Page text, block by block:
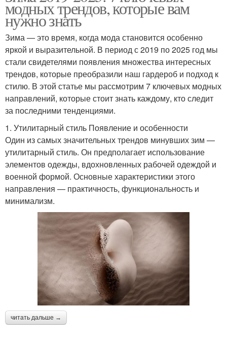
модных трендов, которые вам
нужно знать
Зима — это время, когда мода становится особенно
яркой и выразительной. В период с 2019 по 2025 год мы
стали свидетелями появления множества интересных
трендов, которые преобразили наш гардероб и подход к
стилю. В этой статье мы рассмотрим 7 ключевых модных
направлений, которые стоит знать каждому, кто следит
за последними тенденциями.
1. Утилитарный стиль Появление и особенности
Один из самых значительных трендов минувших зим —
утилитарный стиль. Он предполагает использование
элементов одежды, вдохновленных рабочей одеждой и
военной формой. Основные характеристики этого
направления — практичность, функциональность и
минимализм.
читать дальше →